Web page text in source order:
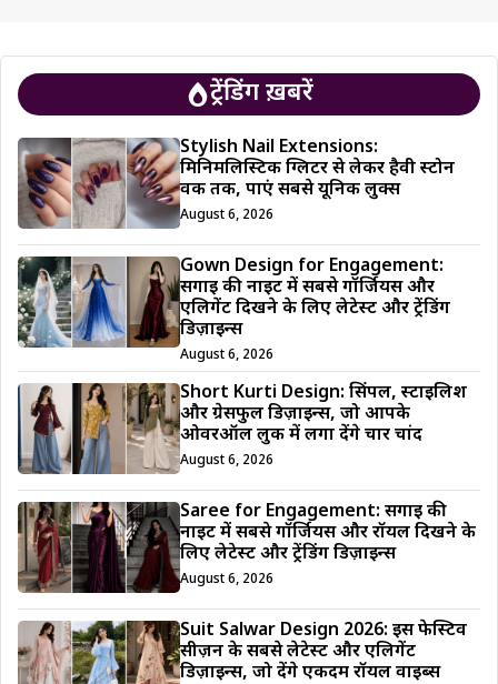
ट्रेंडिंग ख़बरें
Stylish Nail Extensions:
मिनिमलिस्टिक ग्लिटर से लेकर हैवी स्टोन
वर्क तक, पाएं सबसे यूनिक लुक्स
August 6, 2026
Gown Design for Engagement:
सगाई की नाइट में सबसे गॉर्जियस और
एलिगेंट दिखने के लिए लेटेस्ट और ट्रेंडिंग
डिज़ाइन्स
August 6, 2026
Short Kurti Design: सिंपल, स्टाइलिश
और ग्रेसफुल डिज़ाइन्स, जो आपके
ओवरऑल लुक में लगा देंगे चार चांद
August 6, 2026
Saree for Engagement: सगाई की
नाइट में सबसे गॉर्जियस और रॉयल दिखने के
लिए लेटेस्ट और ट्रेंडिंग डिज़ाइन्स
August 6, 2026
Suit Salwar Design 2026: इस फेस्टिव
सीज़न के सबसे लेटेस्ट और एलिगेंट
डिज़ाइन्स, जो देंगे एकदम रॉयल वाइब्स